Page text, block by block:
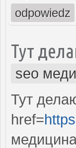
odpowiedz
Тут
seo
Тут
href=